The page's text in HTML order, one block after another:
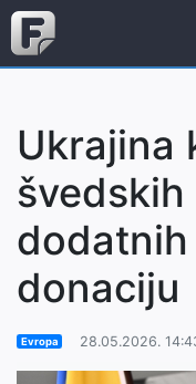
Ukrajina
švedskih
dodatnih
donaciju
Evropa 28.05.2026.